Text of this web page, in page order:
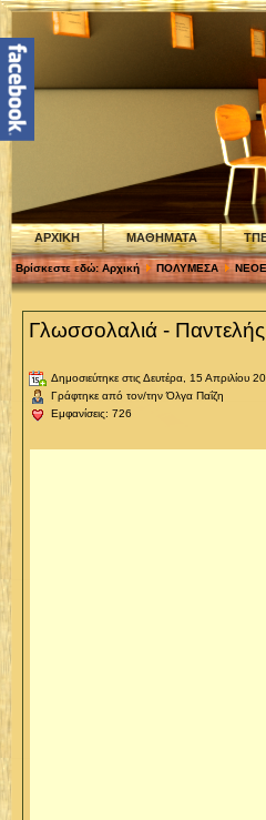
ΑΡΧΙΚΗ ΜΑΘΗΜΑΤΑ
Βρίσκεστε εδώ: Αρχική ΠΟΛΥΜΕΣΑ
Γλωσσολαλιά -
Δημοσιεύτηκε στις Δευτέρα, 15 Απριλίου
Γράφτηκε από τον/την Όλγα Παΐζη
Εμφανίσεις: 726